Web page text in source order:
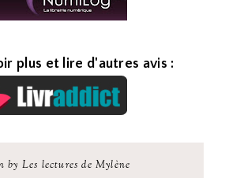
plus et lire d'autres avis :
by Les lectures de Mylène